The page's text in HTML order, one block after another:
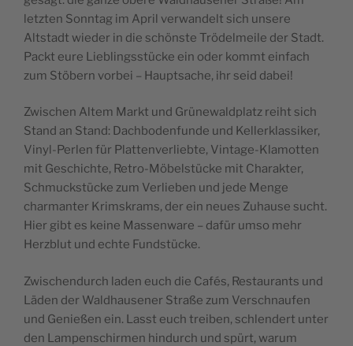
letzten Sonntag im April verwandelt sich unsere
Altstadt wieder in die schönste Trödelmeile der Stadt.
Packt eure Lieblingsstücke ein oder kommt einfach
zum Stöbern vorbei – Hauptsache, ihr seid dabei!
Zwischen Altem Markt und Grünewaldplatz reiht sich
Stand an Stand: Dachbodenfunde und Kellerklassiker,
Vinyl-Perlen für Plattenverliebte, Vintage-Klamotten
mit Geschichte, Retro-Möbelstücke mit Charakter,
Schmuckstücke zum Verlieben und jede Menge
charmanter Krimskrams, der ein neues Zuhause sucht.
Hier gibt es keine Massenware – dafür umso mehr
Herzblut und echte Fundstücke.
Zwischendurch laden euch die Cafés, Restaurants und
Läden der Waldhausener Straße zum Verschnaufen
und Genießen ein. Lasst euch treiben, schlendert unter
den Lampenschirmen hindurch und spürt, warum